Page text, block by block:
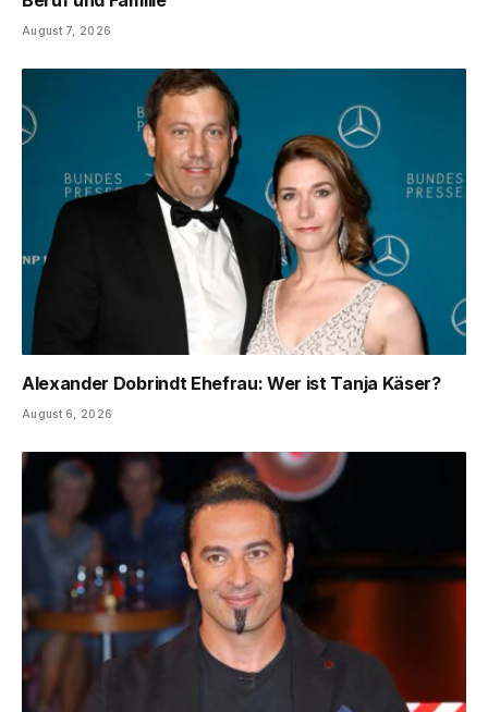
August 7, 2026
Alexander Dobrindt Ehefrau: Wer ist Tanja Käser?
August 6, 2026